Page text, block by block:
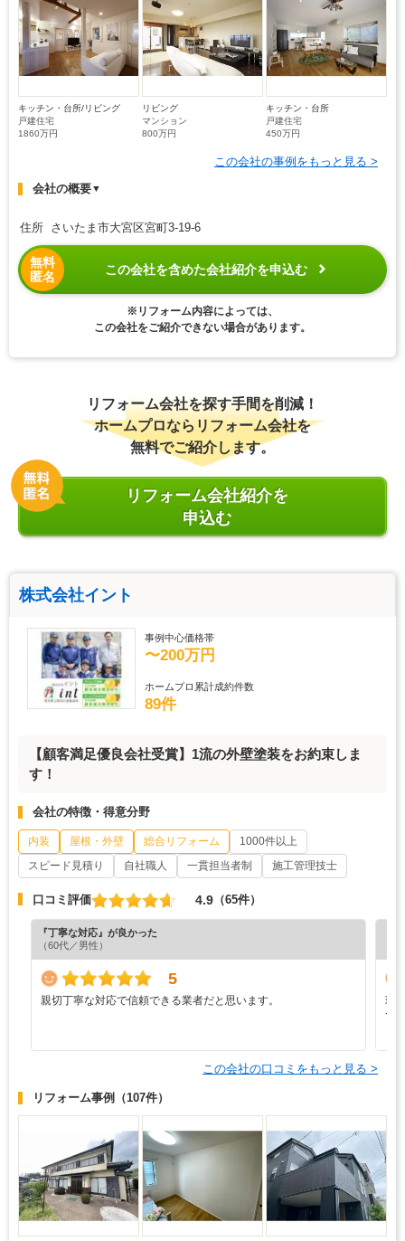
キッチン・台所/リビング
戸建住宅
1860万円
リビング
マンション
800万円
キッチン・台所
戸建住宅
450万円
この会社の事例をもっと見る >
会社の概要▼
住所 さいたま市大宮区宮町3-19-6
無料
匿名
この会社を含めた会社紹介を申込む
※リフォーム内容によっては、
この会社をご紹介できない場合があります。
リフォーム会社を探す手間を削減！
ホームプロならリフォーム会社を
無料でご紹介します。
リフォーム会社紹介を
申込む
株式会社イント
事例中心価格帯
〜200万円
ホームプロ累計成約件数
89件
【顧客満足優良会社受賞】1流の外壁塗装をお約束しま
す！
会社の特徴・得意分野
内装 屋根・外壁 総合リフォーム
1000件以上
スピード見積り
自社職人 一貫担当者制 施工管理技士
口コミ評価 4.9 （65件）
『丁寧な対応』が良かった
（60代／男性）
5
親切丁寧な対応で信頼できる業者だと思います。
現
で
この会社の口コミをもっと見る >
リフォーム事例 （107件）